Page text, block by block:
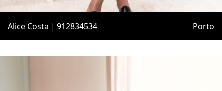
Alice Costa | 912834534 Porto